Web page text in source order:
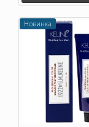
Новинка